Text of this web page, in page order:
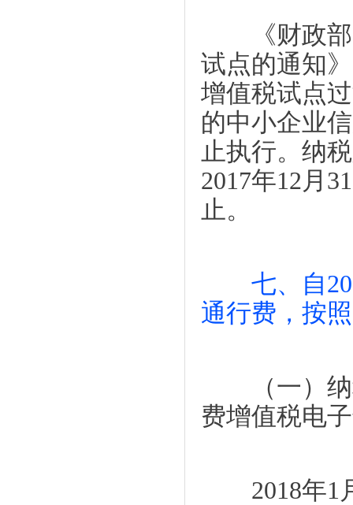
《财政部
试点的通知
增值税试点
的中小企业
止执行。纳
2017年12月
止。
七、自
通行费，按
（一）纳
费增值税电
2018年1月